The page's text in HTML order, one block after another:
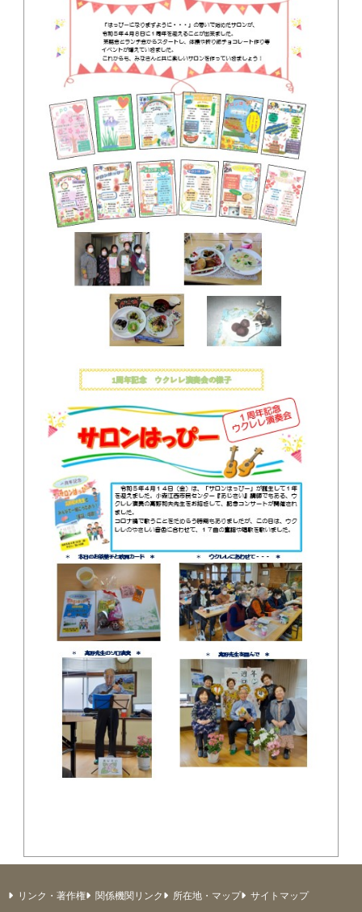
リンク・著作権 関係機関リンク 所在地・マップ サイトマップ